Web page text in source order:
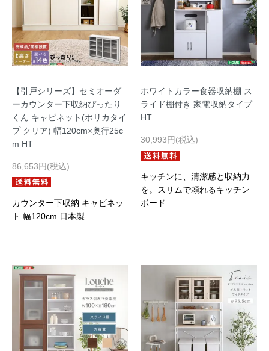
【引戸シリーズ】セミオーダ
ーカウンター下収納ぴったり
くん キャビネット(ポリカタイ
プ クリア) 幅120cm×奥行25c
m HT
86,653円(税込)
カウンター下収納 キャビネッ
ト 幅120cm 日本製
ホワイトカラー食器収納棚 ス
ライド棚付き 家電収納タイプ
HT
30,993円(税込)
キッチンに、清潔感と収納力
を。スリムで頼れるキッチン
ボード